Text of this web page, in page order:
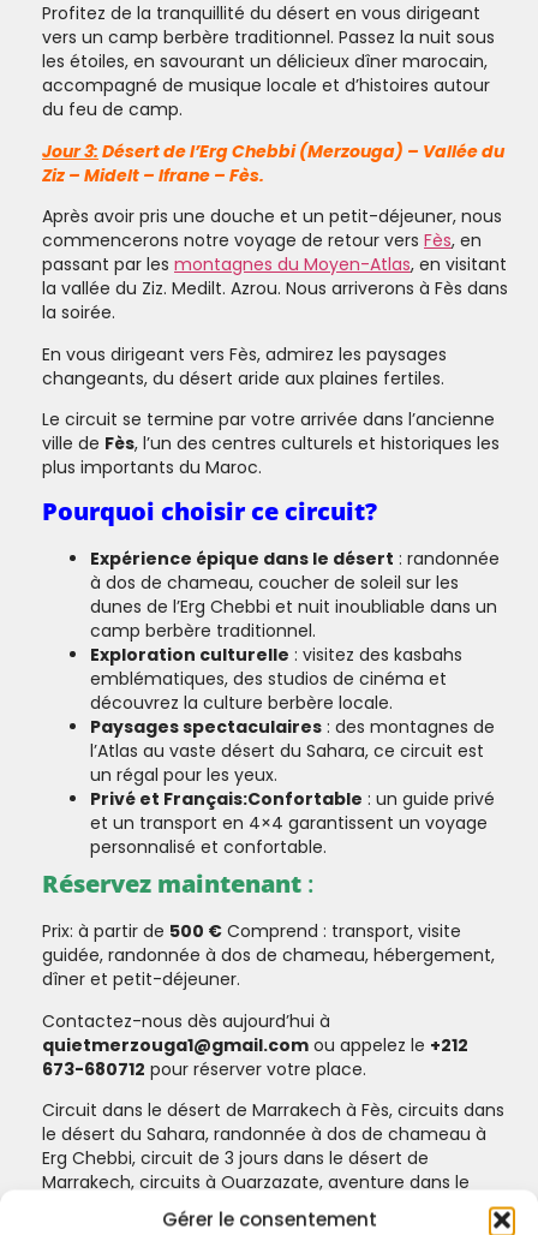
Gérer le consentement
Profitez de la tranquillité du désert en vous dirigeant
vers un camp berbère traditionnel. Passez la nuit sous
les étoiles, en savourant un délicieux dîner marocain,
accompagné de musique locale et d’histoires autour
du feu de camp.
Jour 3: Désert de l’Erg Chebbi (Merzouga) – Vallée du
Ziz – Midelt – Ifrane – Fès.
Après avoir pris une douche et un petit-déjeuner, nous
commencerons notre voyage de retour vers Fès, en
passant par les montagnes du Moyen-Atlas, en visitant
la vallée du Ziz. Medilt. Azrou. Nous arriverons à Fès dans
la soirée.
En vous dirigeant vers Fès, admirez les paysages
changeants, du désert aride aux plaines fertiles.
Le circuit se termine par votre arrivée dans l’ancienne
ville de Fès, l’un des centres culturels et historiques les
plus importants du Maroc.
Pourquoi choisir ce circuit?
Expérience épique dans le désert : randonnée
à dos de chameau, coucher de soleil sur les
dunes de l’Erg Chebbi et nuit inoubliable dans un
camp berbère traditionnel.
Exploration culturelle : visitez des kasbahs
emblématiques, des studios de cinéma et
découvrez la culture berbère locale.
Paysages spectaculaires : des montagnes de
l’Atlas au vaste désert du Sahara, ce circuit est
un régal pour les yeux.
Privé et Français:Confortable : un guide privé
et un transport en 4×4 garantissent un voyage
personnalisé et confortable.
Réservez maintenant :
Prix: à partir de 500 € Comprend : transport, visite
guidée, randonnée à dos de chameau, hébergement,
dîner et petit-déjeuner.
Contactez-nous dès aujourd’hui à
quietmerzouga1@gmail.com ou appelez le +212
673-680712 pour réserver votre place.
Circuit dans le désert de Marrakech à Fès, circuits dans
le désert du Sahara, randonnée à dos de chameau à
Erg Chebbi, circuit de 3 jours dans le désert de
Marrakech, circuits à Ouarzazate, aventure dans le
désert de Merzouga, circuits privés dans le désert du